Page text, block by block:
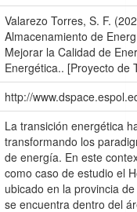
Valarezo Torres, S. F.
Almacenamiento de
Mejorar la Calidad de
Energética.. [Proyecto de
http://
La transición energética
transformando los
de energía. En este
como caso de estudio el
ubicado en la provincia
se encuentra dentro del